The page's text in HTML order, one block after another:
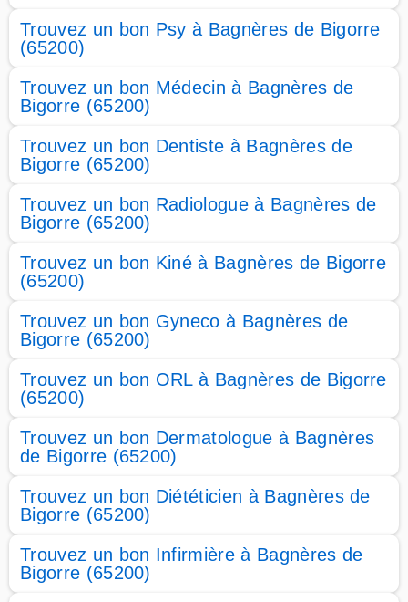
Trouvez un bon Psy à Bagnères de Bigorre
(65200)
Trouvez un bon Médecin à Bagnères de
Bigorre (65200)
Trouvez un bon Dentiste à Bagnères de
Bigorre (65200)
Trouvez un bon Radiologue à Bagnères de
Bigorre (65200)
Trouvez un bon Kiné à Bagnères de Bigorre
(65200)
Trouvez un bon Gyneco à Bagnères de
Bigorre (65200)
Trouvez un bon ORL à Bagnères de Bigorre
(65200)
Trouvez un bon Dermatologue à Bagnères
de Bigorre (65200)
Trouvez un bon Diététicien à Bagnères de
Bigorre (65200)
Trouvez un bon Infirmière à Bagnères de
Bigorre (65200)